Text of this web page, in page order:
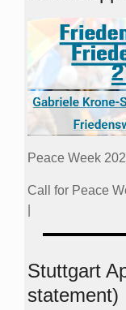
Peace Week
Call for Peace
Stuttgart
statement)